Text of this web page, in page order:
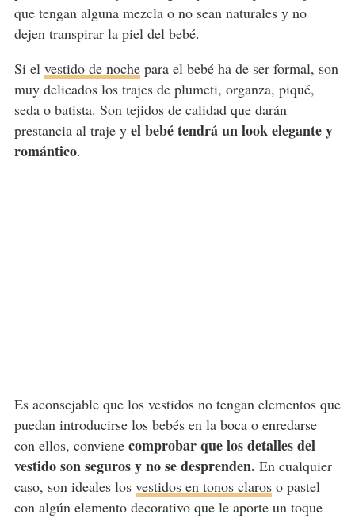
que tengan alguna mezcla o no sean naturales y no
dejen transpirar la piel del bebé.
Si el vestido de nochepara el bebé ha de ser formal, son
muy delicados los trajes de plumeti, organza, piqué,
seda o batista. Son tejidos de calidad que darán
prestancia al traje y el bebé tendrá un look elegante y
romántico.
Es aconsejable que los vestidos no tengan elementos que
puedan introducirse los bebés en la boca o enredarse
con ellos, conviene comprobar que los detalles del
vestido son seguros y no se desprenden. En cualquier
caso, son ideales los vestidos en tonos claroso pastel
con algún elemento decorativo que le aporte un toque